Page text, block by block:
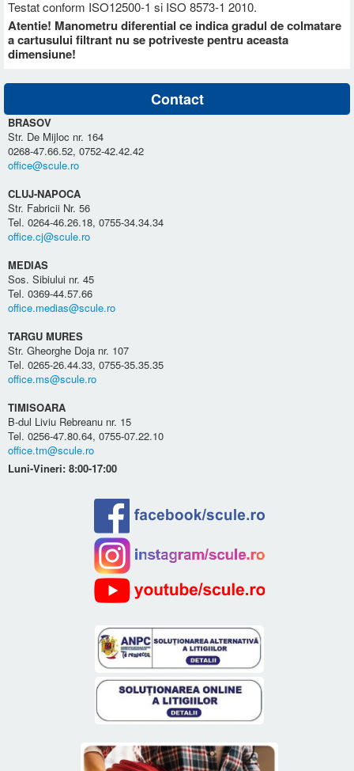
Testat conform ISO12500-1 si ISO 8573-1 2010.
Atentie! Manometru diferential ce indica gradul de colmatare
a cartusului filtrant nu se potriveste pentru aceasta
dimensiune!
Contact
BRASOV
Str. De Mijloc nr. 164
0268-47.66.52, 0752-42.42.42
office@scule.ro
CLUJ-NAPOCA
Str. Fabricii Nr. 56
Tel. 0264-46.26.18, 0755-34.34.34
office.cj@scule.ro
MEDIAS
Sos. Sibiului nr. 45
Tel. 0369-44.57.66
office.medias@scule.ro
TARGU MURES
Str. Gheorghe Doja nr. 107
Tel. 0265-26.44.33, 0755-35.35.35
office.ms@scule.ro
TIMISOARA
B-dul Liviu Rebreanu nr. 15
Tel. 0256-47.80.64, 0755-07.22.10
office.tm@scule.ro
Luni-Vineri: 8:00-17:00